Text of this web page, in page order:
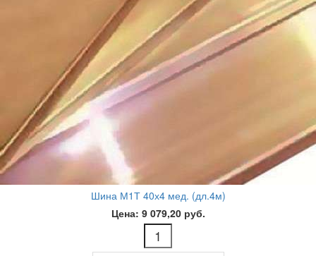
Шина М1Т 40х4 мед. (дл.4м)
Цена: 9 079,20 руб.